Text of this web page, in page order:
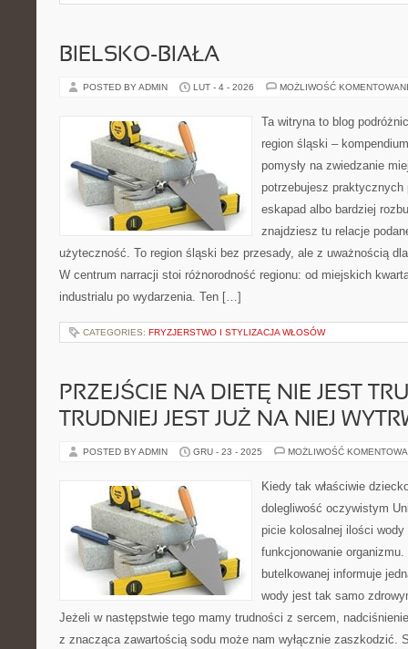
BIELSKO-BIAŁA
POSTED BY ADMIN LUT - 4 - 2026 MOŻLIWOŚĆ
Ta witryna to blog
region śląski –
pomysły na zwiedzanie
potrzebujesz praktycznych
eskapad albo bardziej
znajdziesz tu relacje
użyteczność. To region śląski bez przesady, ale z uważnością
W centrum narracji stoi różnorodność regionu: od miejskich
industrialu po wydarzenia. Ten […]
CATEGORIES: FRYZJERSTWO I STYLIZACJA WŁOSÓW
PRZEJŚCIE NA DIETĘ NIE JEST
TRUDNIEJ JEST JUŻ NA NIEJ
POSTED BY ADMIN GRU - 23 - 2025 MOŻLIWOŚĆ
Kiedy tak właściwie
dolegliwość oczywistym
picie kolosalnej ilości wody
funkcjonowanie
butelkowanej informuje
wody jest tak samo
Jeżeli w następstwie tego mamy trudności z sercem,
z znacząca zawartością sodu może nam wyłącznie zaszkodzić.